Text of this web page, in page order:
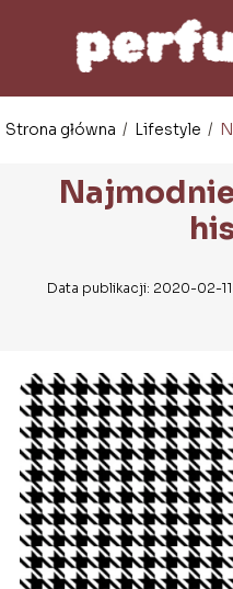
Strona główna / Lifestyle /
Data publikacji: 2020-02-11